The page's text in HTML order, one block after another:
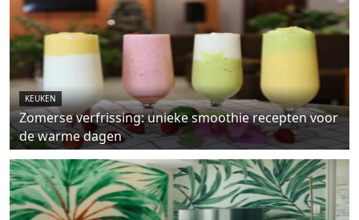
KEUKEN
Zomerse verfrissing: unieke smoothie recepten voor
de warme dagen